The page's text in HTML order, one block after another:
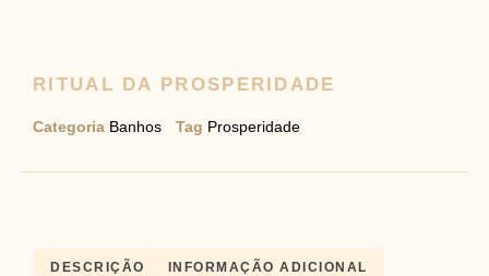
RITUAL DA PROSPERIDADE
Categoria Banhos Tag Prosperidade
DESCRIÇÃO INFORMAÇÃO ADICIONAL